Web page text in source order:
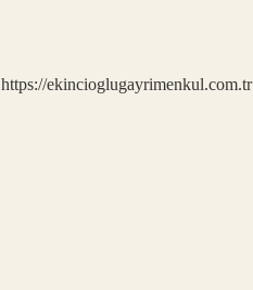
https://ekincioglugayrimenkul.com.tr